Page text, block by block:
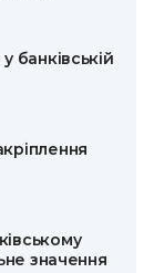
банківській
значення